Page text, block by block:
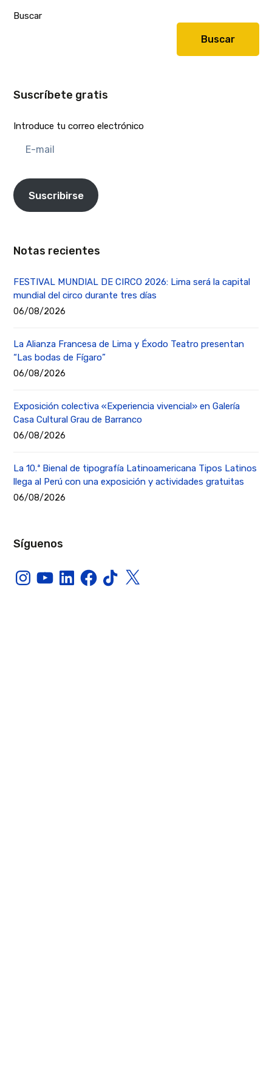
Buscar
Buscar
Suscríbete gratis
Introduce tu correo electrónico
mail
Suscribirse
Notas recientes
FESTIVAL MUNDIAL DE CIRCO 2026: Lima será la capital
mundial del circo durante tres días
06/08/2026
La Alianza Francesa de Lima y Éxodo Teatro presentan
“Las bodas de Fígaro”
06/08/2026
Exposición colectiva «Experiencia vivencial» en Galería
Casa Cultural Grau de Barranco
06/08/2026
La 10.ª Bienal de tipografía Latinoamericana Tipos Latinos
llega al Perú con una exposición y actividades gratuitas
06/08/2026
Síguenos
InstagramYouTubeLinkedInFacebook
TikTokX